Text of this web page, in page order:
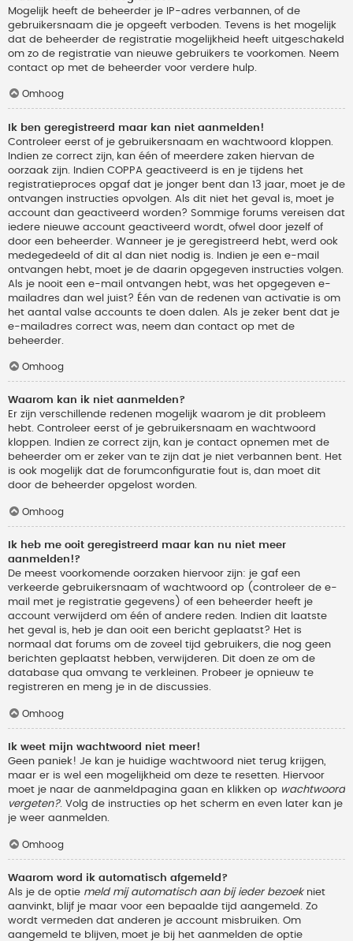
Mogelijk heeft de beheerder je IP-adres verbannen, of de
gebruikersnaam die je opgeeft verboden. Tevens is het mogelijk
dat de beheerder de registratie mogelijkheid heeft uitgeschakeld
om zo de registratie van nieuwe gebruikers te voorkomen. Neem
contact op met de beheerder voor verdere hulp.
Omhoog
Ik ben geregistreerd maar kan niet aanmelden!
Controleer eerst of je gebruikersnaam en wachtwoord kloppen.
Indien ze correct zijn, kan één of meerdere zaken hiervan de
oorzaak zijn. Indien COPPA geactiveerd is en je tijdens het
registratieproces opgaf dat je jonger bent dan 13 jaar, moet je de
ontvangen instructies opvolgen. Als dit niet het geval is, moet je
account dan geactiveerd worden? Sommige forums vereisen dat
iedere nieuwe account geactiveerd wordt, ofwel door jezelf of
door een beheerder. Wanneer je je geregistreerd hebt, werd ook
medegedeeld of dit al dan niet nodig is. Indien je een e-mail
ontvangen hebt, moet je de daarin opgegeven instructies volgen.
Als je nooit een e-mail ontvangen hebt, was het opgegeven e-
mailadres dan wel juist? Één van de redenen van activatie is om
het aantal valse accounts te doen dalen. Als je zeker bent dat je
e-mailadres correct was, neem dan contact op met de
beheerder.
Omhoog
Waarom kan ik niet aanmelden?
Er zijn verschillende redenen mogelijk waarom je dit probleem
hebt. Controleer eerst of je gebruikersnaam en wachtwoord
kloppen. Indien ze correct zijn, kan je contact opnemen met de
beheerder om er zeker van te zijn dat je niet verbannen bent. Het
is ook mogelijk dat de forumconfiguratie fout is, dan moet dit
door de beheerder opgelost worden.
Omhoog
Ik heb me ooit geregistreerd maar kan nu niet meer
aanmelden!?
De meest voorkomende oorzaken hiervoor zijn: je gaf een
verkeerde gebruikersnaam of wachtwoord op (controleer de e-
mail met je registratie gegevens) of een beheerder heeft je
account verwijderd om één of andere reden. Indien dit laatste
het geval is, heb je dan ooit een bericht geplaatst? Het is
normaal dat forums om de zoveel tijd gebruikers, die nog geen
berichten geplaatst hebben, verwijderen. Dit doen ze om de
database qua omvang te verkleinen. Probeer je opnieuw te
registreren en meng je in de discussies.
Omhoog
Ik weet mijn wachtwoord niet meer!
Geen paniek! Je kan je huidige wachtwoord niet terug krijgen,
maar er is wel een mogelijkheid om deze te resetten. Hiervoor
moet je naar de aanmeldpagina gaan en klikken op wachtwoord
vergeten?. Volg de instructies op het scherm en even later kan je
je weer aanmelden.
Omhoog
Waarom word ik automatisch afgemeld?
Als je de optie meld mij automatisch aan bij ieder bezoekniet
aanvinkt, blijf je maar voor een bepaalde tijd aangemeld. Zo
wordt vermeden dat anderen je account misbruiken. Om
aangemeld te blijven, moet je bij het aanmelden de optie